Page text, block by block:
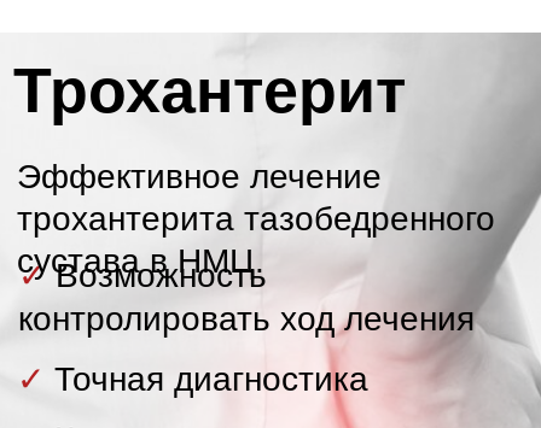
Специалист: Медицинский консультант
Возможность
контролировать ход лечения
Эффективное лечение
сустава в НМЦ.
✓Точная диагностика
✓Комплексная программа
реабилитации
Записаться на приём